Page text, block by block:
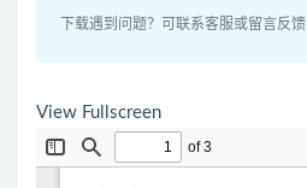
下载遇到问题？可联系客服或留言反馈
View Fullscreen